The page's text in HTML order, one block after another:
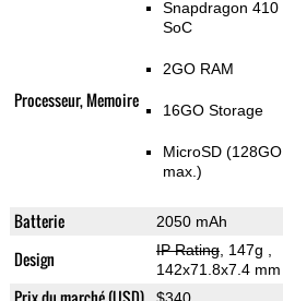
Processeur, Memoire
Snapdragon 410
SoC
2GO RAM
16GO Storage
MicroSD (128GO
max.)
Batterie 2050 mAh
Design IP Rating, 147g
142x71.8x7.4 mm